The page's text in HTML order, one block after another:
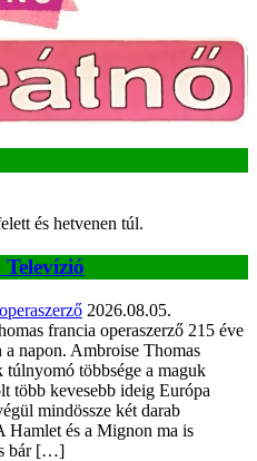
és hetvenen túl.
2026.08.05.
francia operaszerző 215 éve
a napon. Ambroise Thomas
túlnyomó többsége a maguk
több kevesebb ideig Európa
mindössze két darab
Hamlet és a Mignon ma is
bár […]